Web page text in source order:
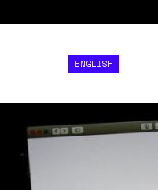
ENGLISH